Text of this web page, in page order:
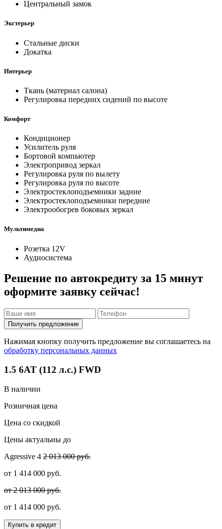
Центральный замок
Экстерьер
Стальные диски
Докатка
Интерьер
Ткань (материал салона)
Регулировка передних сидений по высоте
Комфорт
Кондиционер
Усилитель руля
Бортовой компьютер
Электропривод зеркал
Регулировка руля по вылету
Регулировка руля по высоте
Электростеклоподъемники задние
Электростеклоподъемники передние
Электрообогрев боковых зеркал
Мультимедиа
Розетка 12V
Аудиосистема
Решение по автокредиту за 15 минут
оформите заявку сейчас!
Получить предложение
Нажимая кнопку получить предложение вы соглашаетесь на
обработку персональных данных
1.5 6AT (112 л.с.) FWD
В наличии
Розничная цена
Цена со скидкой
Цены актуальны до
Agressive 4 2 013 000 руб.
от 1 414 000 руб.
от 2 013 000 руб.
от 1 414 000 руб.
Купить в кредит